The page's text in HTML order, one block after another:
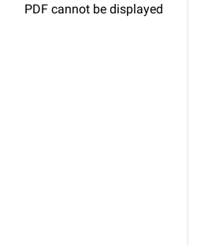
PDF cannot be displayed